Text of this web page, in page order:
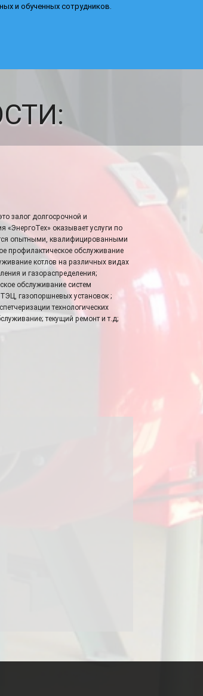
и обученных сотрудников.
залог долгосрочной и
оказывает услуги по
опытными, квалифицированными
профилактическое обслуживание
котлов на различных видах
и газораспределения;
обслуживание систем
газопоршневых установок ;
технологических
текущий ремонт и т.д;